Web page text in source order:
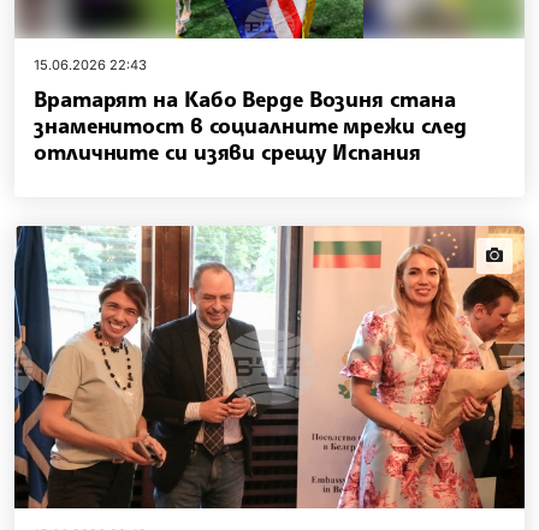
15.06.2026 22:43
Вратарят на Кабо Верде Возиня стана
знаменитост в социалните мрежи след
отличните си изяви срещу Испания